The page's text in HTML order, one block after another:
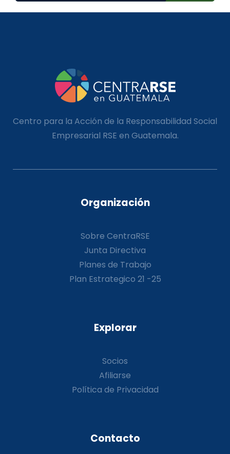
Centro para la Acción de la Responsabilidad Social
Empresarial RSE en Guatemala.
Organización
Sobre CentraRSE
Junta Directiva
Planes de Trabajo
Plan Estrategico 21 -25
Explorar
Socios
Afiliarse
Política de Privacidad
Contacto